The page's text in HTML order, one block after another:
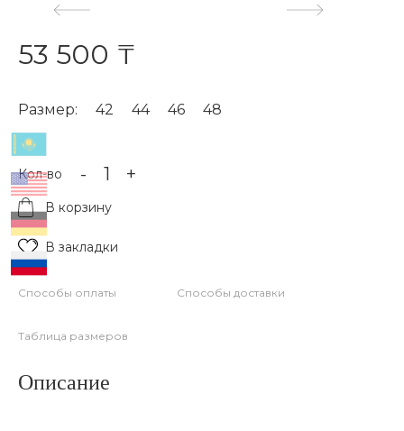
53 500 ₸
Размер: 42 44 46 48
Кол-во - +
В корзину
В закладки
Способы оплаты Способы доставки
Таблица размеров
Описание